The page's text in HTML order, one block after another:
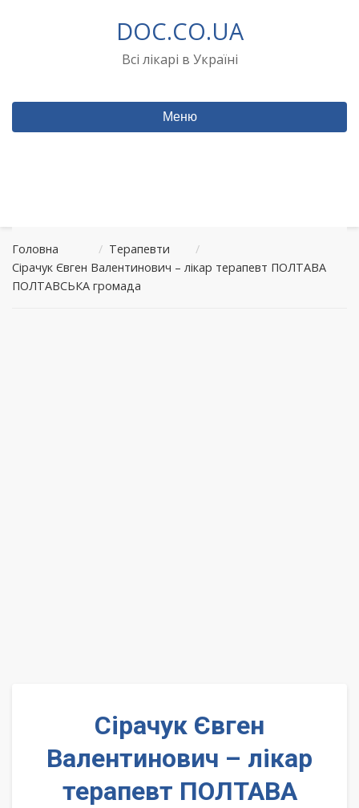
DOC.CO.UA
Всі лікарі в Україні
Меню
Головна / Терапевти
/
Сірачук Євген Валентинович – лікар терапевт ПОЛТАВА
ПОЛТАВСЬКА громада
Сірачук Євген
Валентинович – лікар
терапевт ПОЛТАВА